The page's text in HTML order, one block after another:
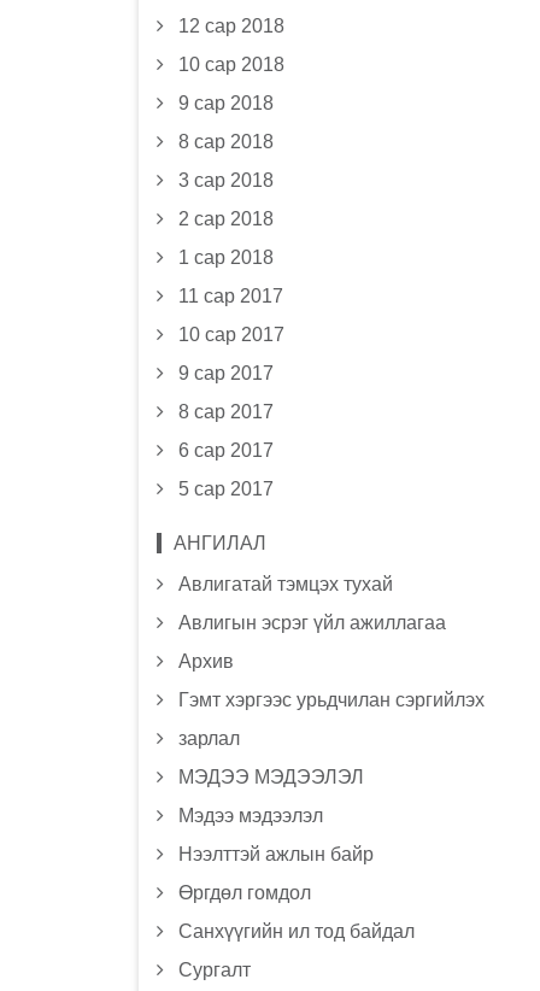
12 сар 2018
10 сар 2018
9 сар 2018
8 сар 2018
3 сар 2018
2 сар 2018
1 сар 2018
11 сар 2017
10 сар 2017
9 сар 2017
8 сар 2017
6 сар 2017
5 сар 2017
АНГИЛАЛ
Авлигатай тэмцэх тухай
Авлигын эсрэг үйл ажиллагаа
Архив
Гэмт хэргээс урьдчилан сэргийлэх
зарлал
МЭДЭЭ МЭДЭЭЛЭЛ
Мэдээ мэдээлэл
Нээлттэй ажлын байр
Өргдөл гомдол
Санхүүгийн ил тод байдал
Сургалт